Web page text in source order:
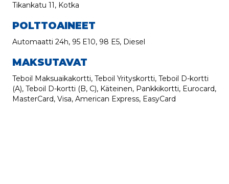
Tikankatu 11, Kotka
POLTTOAINEET
Automaatti 24h, 95 E10, 98 E5, Diesel
MAKSUTAVAT
Teboil Maksuaikakortti, Teboil Yrityskortti, Teboil D-kortti
(A), Teboil D-kortti (B, C), Käteinen, Pankkikortti, Eurocard,
MasterCard, Visa, American Express, EasyCard